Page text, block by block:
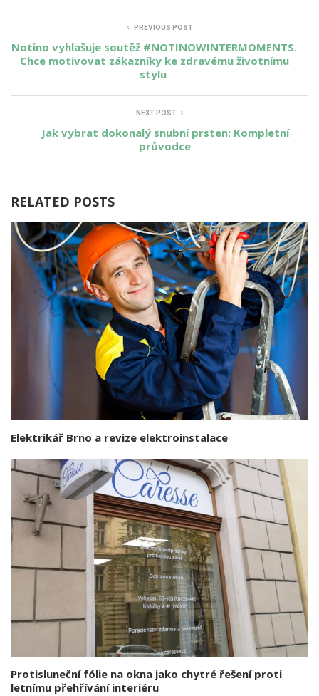
PREVIOUS POST
Notino vyhlašuje soutěž #NOTINOWINTERMOMENTS.
Chce motivovat zákazníky ke zdravému životnímu
stylu
NEXT POST
Jak vybrat dokonalý snubní prsten: Kompletní
průvodce
RELATED POSTS
Elektrikář Brno a revize elektroinstalace
Protisluneční fólie na okna jako chytré řešení proti
letnímu přehřívání interiéru